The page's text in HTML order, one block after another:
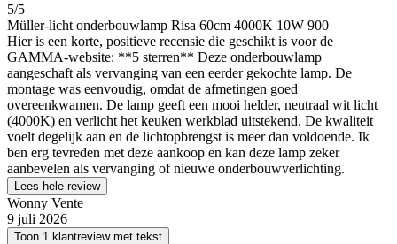
5/5
Müller-licht onderbouwlamp Risa 60cm 4000K 10W 900
Hier is een korte, positieve recensie die geschikt is voor de
GAMMA-website: **5 sterren** Deze onderbouwlamp
aangeschaft als vervanging van een eerder gekochte lamp. De
montage was eenvoudig, omdat de afmetingen goed
overeenkwamen. De lamp geeft een mooi helder, neutraal wit licht
(4000K) en verlicht het keuken werkblad uitstekend. De kwaliteit
voelt degelijk aan en de lichtopbrengst is meer dan voldoende. Ik
ben erg tevreden met deze aankoop en kan deze lamp zeker
aanbevelen als vervanging of nieuwe onderbouwverlichting.
Lees hele review
Wonny Vente
9 juli 2026
Toon 1 klantreview met tekst